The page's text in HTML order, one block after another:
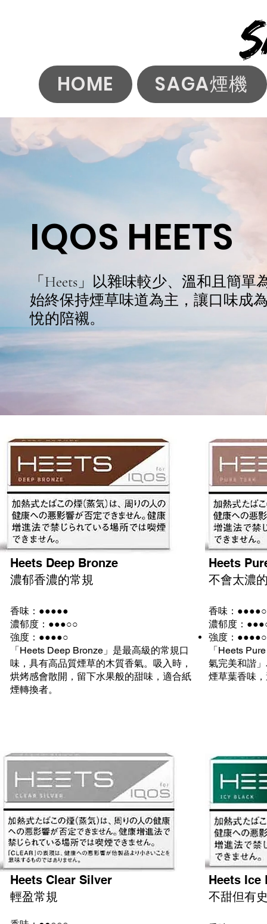
HOME SAGA煙機
IQOS HEETS
「Heets」以雜味較少、溫和且簡單
始終保持煙草味道為主，讓口味成
悅的陪襯。
Heets Deep Bronze
濃郁香濃的常規
香味：●●●●●
濃郁度：●●●○○
強度：●●●●○
「Heets Deep Bronze」是最高級的常規口
味，具有高品質煙草的木質香氣。吸入時，
烘烤感會散開，留下水果般的甜味，適合紙
煙轉換者。
Heets
不會太濃
香味：●●●●○
濃郁度：
強度：●●●●○
「Heets
氣完美和諧
煙草葉香味
Heets Clear Silver
輕盈常規
Heets Ice
不甜但有